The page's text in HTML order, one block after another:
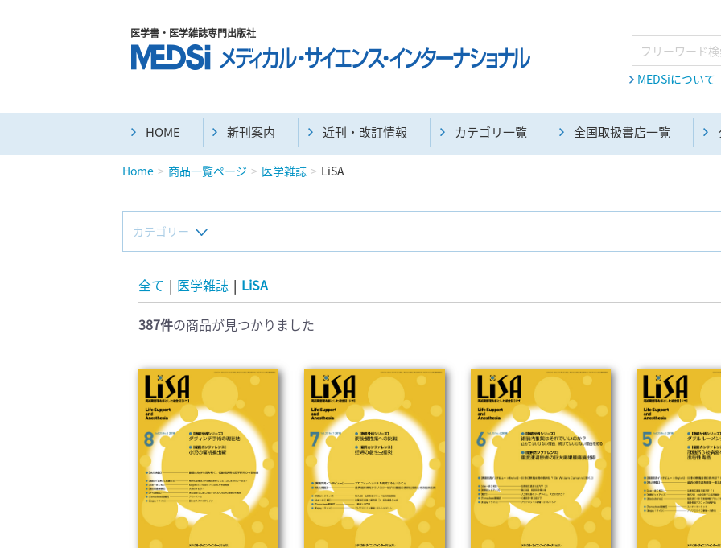
医学書・医学雑誌専門出版社
MEDSiについて
HOME 新刊案内 近刊・改訂情報 カテゴリ一覧 全国取扱書店一覧
Home 商品一覧ページ 医学雑誌 LiSA
カテゴリー
新刊(直近6ヶ月)(23)
マニュアル(39)
臨床医学:一般(359) 臨床医学:内科系(407)
臨床医学:外科系(249)
基礎医学関連科学(80)
自然科学(25)
看護学(21)
歯科学(3)
栄養学(0)
薬学(7)
衛生・公衆衛生学(14)
医学一般(91) マルチメディア(0)
全て | 医学雑誌 | LiSA
387件の商品が見つかりました